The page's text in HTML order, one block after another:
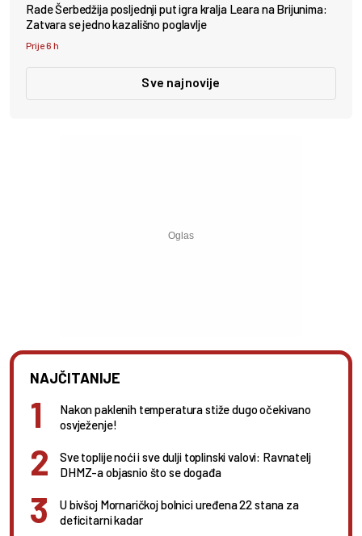
Rade Šerbedžija posljednji put igra kralja Leara na Brijunima:
Zatvara se jedno kazališno poglavlje
Prije 6 h
Sve najnovije
NAJČITANIJE
Nakon paklenih temperatura stiže dugo očekivano
osvježenje!
Sve toplije noći i sve dulji toplinski valovi: Ravnatelj
DHMZ-a objasnio što se događa
U bivšoj Mornaričkoj bolnici uređena 22 stana za
deficitarni kadar